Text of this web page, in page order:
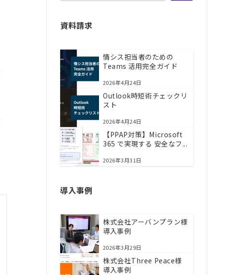
資料請求
情シス担当者のための
Teams 活用完全ガイド
2026年4月24日
Outlook時短術チェックリ
スト
2026年4月24日
【PPAP対策】Microsoft
365 で実現する 安全なフ...
2026年3月31日
導入事例
株式会社アーバンプラン様
導入事例
2026年3月29日
株式会社Three Peace様
導入事例